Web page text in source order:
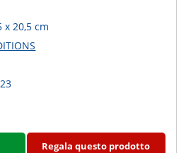
x 20,5 cm
Regala questo prodotto